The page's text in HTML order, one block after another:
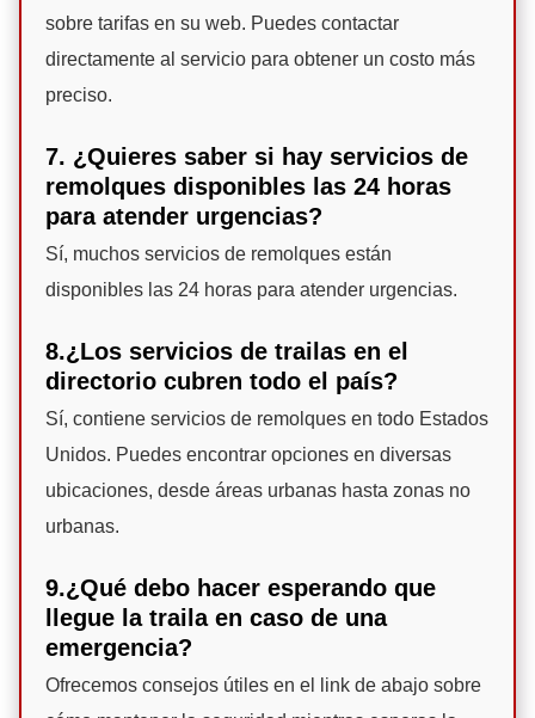
sobre tarifas en su web. Puedes contactar
directamente al servicio para obtener un costo más
preciso.
7. ¿Quieres saber si hay servicios de
remolques disponibles las 24 horas
para atender urgencias?
Sí, muchos servicios de remolques están
disponibles las 24 horas para atender urgencias.
8.¿Los servicios de trailas en el
directorio cubren todo el país?
Sí, contiene servicios de remolques en todo Estados
Unidos. Puedes encontrar opciones en diversas
ubicaciones, desde áreas urbanas hasta zonas no
urbanas.
9.¿Qué debo hacer esperando que
llegue la traila en caso de una
emergencia?
Ofrecemos consejos útiles en el link de abajo sobre